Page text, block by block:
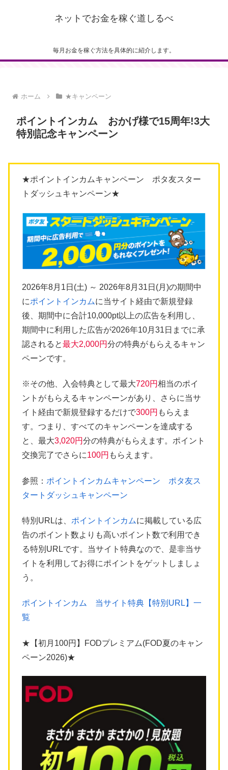
ネットでお金を稼ぐ道しるべ
毎月お金を稼ぐ方法を具体的に紹介します。
ホーム ★キャンペーン
ポイントインカム おかげ様で15周年!3大
特別記念キャンペーン
★ポイントインカムキャンペーン ポタ友スター
トダッシュキャンペーン★
2026年8月1日(土) ～ 2026年8月31日(月)の期間中
にポイントインカムに当サイト経由で新規登録
後、期間中に合計10,000pt以上の広告を利用し、
期間中に利用した広告が2026年10月31日までに承
認されると最大2,000円分の特典がもらえるキャン
ペーンです。
※その他、入会特典として最大720円相当のポイ
ントがもらえるキャンペーンがあり、さらに当サ
イト経由で新規登録するだけで300円 もらえま
す。つまり、すべてのキャンペーンを達成する
と、最大3,020円分の特典がもらえます。ポイント
交換完了でさらに100円 もらえます。
参照： ポイントインカムキャンペーン ポタ友ス
タートダッシュキャンペーン
特別URLは、 ポイントインカムに掲載している広
告のポイント数よりも高いポイント数で利用でき
る特別URLです。当サイト特典なので、是非当サ
イトを利用してお得にポイントをゲットしましょ
う。
ポイントインカム 当サイト特典【特別URL】一
覧
★【初月100円】FODプレミアム(FOD夏のキャン
ペーン2026)★